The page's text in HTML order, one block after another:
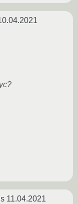
11.04.2021